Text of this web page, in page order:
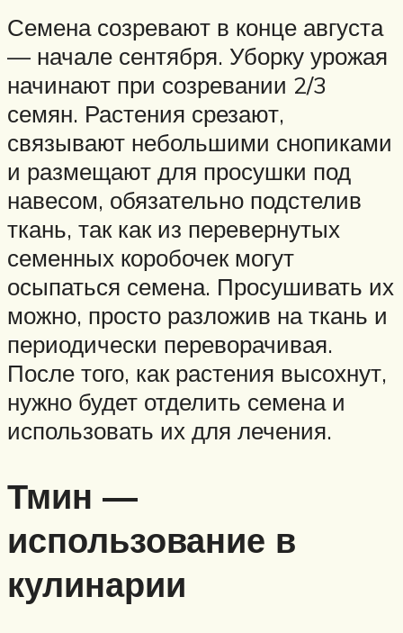
Семена созревают в конце августа
— начале сентября. Уборку урожая
начинают при созревании 2/3
семян. Растения срезают,
связывают небольшими снопиками
и размещают для просушки под
навесом, обязательно подстелив
ткань, так как из перевернутых
семенных коробочек могут
осыпаться семена. Просушивать их
можно, просто разложив на ткань и
периодически переворачивая.
После того, как растения высохнут,
нужно будет отделить семена и
использовать их для лечения.
Тмин —
использование в
кулинарии